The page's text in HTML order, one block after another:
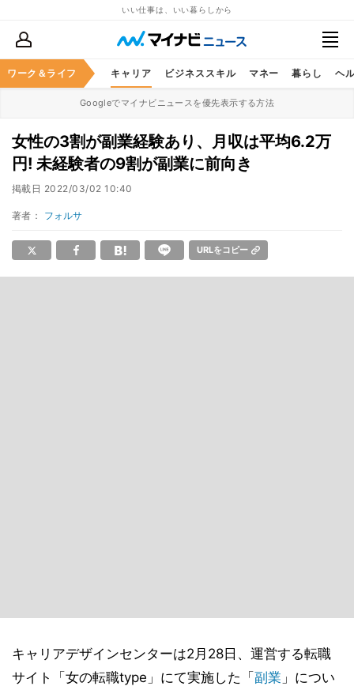
いい仕事は、いい暮らしから
ワーク＆ライフ キャリア ビジネススキル マネー 暮らし ヘ
Googleでマイナビニュースを優先表示する方法
女性の3割が副業経験あり、月収は平均6.2万
円! 未経験者の9割が副業に前向き
掲載日 2022/03/02 10:40
著者： フォルサ
URLをコピー
キャリアデザインセンターは2月28日、運営する転職
サイト「女の転職type」にて実施した「 副業 」につい